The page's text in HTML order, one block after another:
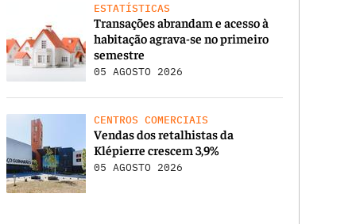
ESTATÍSTICAS
Transações abrandam e acesso à
habitação agrava-se no primeiro
semestre
05 AGOSTO 2026
CENTROS COMERCIAIS
Vendas dos retalhistas da
Klépierre crescem 3,9%
05 AGOSTO 2026